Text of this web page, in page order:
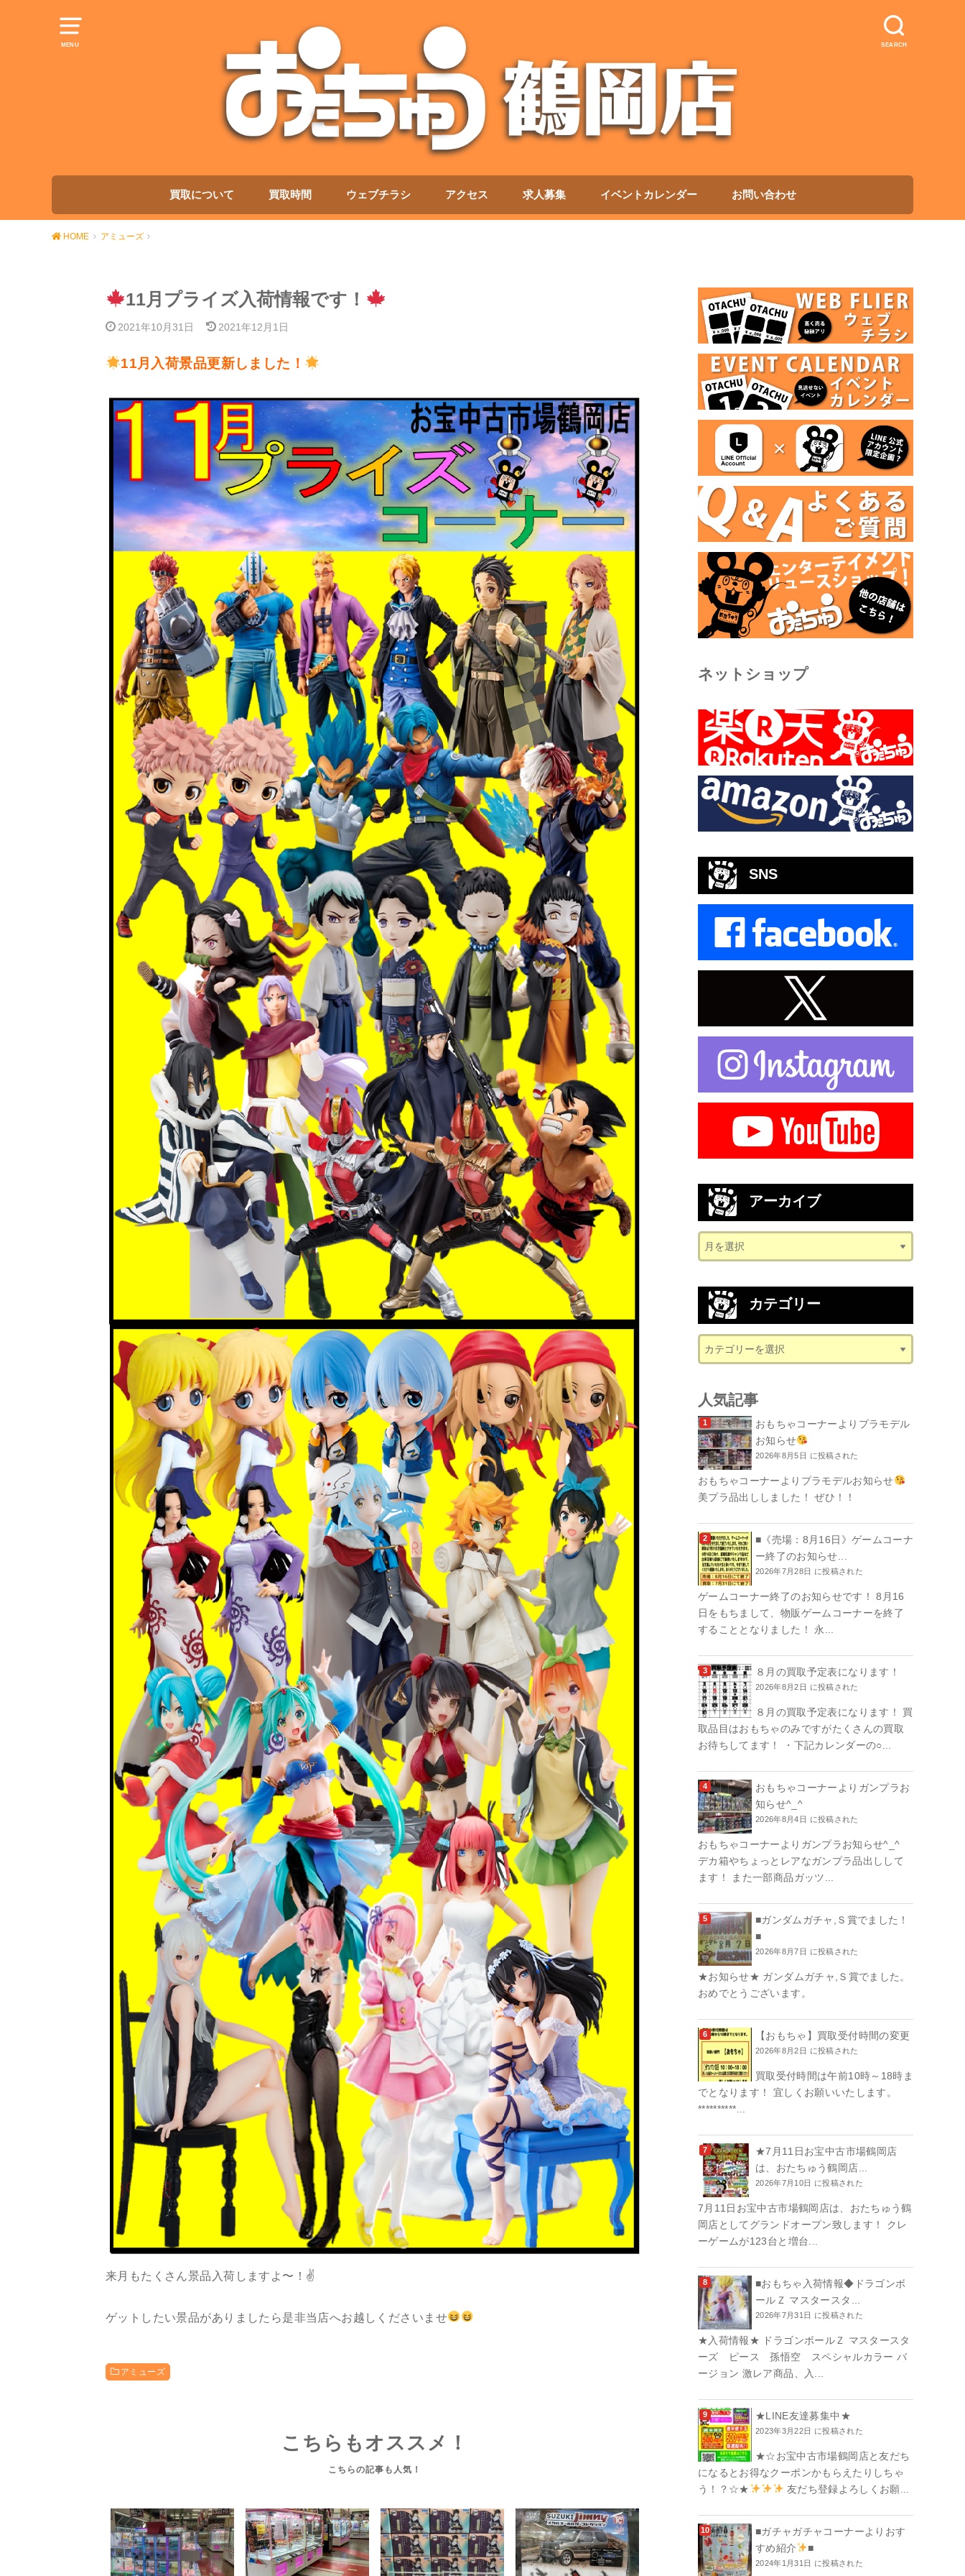
MENU SEARCH
買取について 買取時間 ウェブチラシ アクセス 求人募集 イベントカレンダー お問い合わせ
HOME アミューズ
11月プライズ入荷情報です！
2021年10月31日 2021年12月1日
11月入荷景品更新しました！
来月もたくさん景品入荷しますよ〜！✌️
ゲットしたい景品がありましたら是非当店へお越しくださいませ
アミューズ
こちらもオススメ！
ネットショップ
SNS
アーカイブ
カテゴリー
人気記事
おもちゃコーナーよりプラモデル
お知らせ
2026年8月5日 に投稿された
おもちゃコーナーよりプラモデルお知らせ
美プラ品出ししました！ ぜひ！！
■《売場：8月16日》ゲームコーナ
ー終了のお知らせ...
2026年7月28日 に投稿された
ゲームコーナー終了のお知らせです！ 8月16
日をもちまして、物販ゲームコーナーを終了
することとなりました！ 永...
８月の買取予定表になります！
2026年8月2日 に投稿された
８月の買取予定表になります！ 買
取品目はおもちゃのみですがたくさんの買取
お待ちしてます！ ・下記カレンダーの○...
おもちゃコーナーよりガンプラお
知らせ^_^
2026年8月4日 に投稿された
おもちゃコーナーよりガンプラお知らせ^_^
デカ箱やちょっとレアなガンプラ品出しして
ます！ また一部商品ガッツ...
■ガンダムガチャ,Ｓ賞でました！
■
2026年8月7日 に投稿された
★お知らせ★ ガンダムガチャ,Ｓ賞でました。
おめでとうございます。
【おもちゃ】買取受付時間の変更
2026年8月2日 に投稿された
買取受付時間は午前10時～18時ま
でとなります！ 宜しくお願いいたします。
**********...
★7月11日お宝中古市場鶴岡店
は、おたちゅう鶴岡店...
2026年7月10日 に投稿された
7月11日お宝中古市場鶴岡店は、おたちゅう鶴
岡店としてグランドオープン致します！ クレ
ーゲームが123台と増台...
■おもちゃ入荷情報◆ドラゴンボ
ールＺ マスタースタ...
2026年7月31日 に投稿された
★入荷情報★ ドラゴンボールＺ マスタースタ
ーズ ピース 孫悟空 スペシャルカラー バ
ージョン 激レア商品、入...
★LINE友達募集中★
2023年3月22日 に投稿された
★☆お宝中古市場鶴岡店と友だち
になるとお得なクーポンかもらえたりしちゃ
う！？☆★
友だち登録よろしくお願...
■ガチャガチャコーナーよりおす
すめ紹介
■
2024年1月31日 に投稿された